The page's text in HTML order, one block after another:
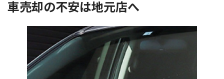
車売却の不安は地元店へ